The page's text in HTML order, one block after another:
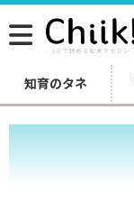
知育のタネ